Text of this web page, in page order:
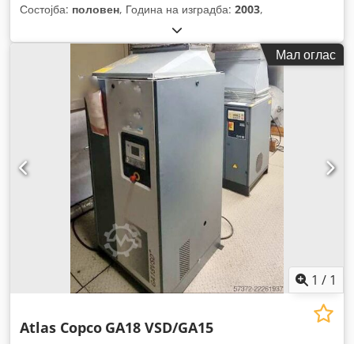
Состојба: половен, Година на изградба: 2003,
Мал оглас
1 / 1
Atlas Copco GA18 VSD/GA15